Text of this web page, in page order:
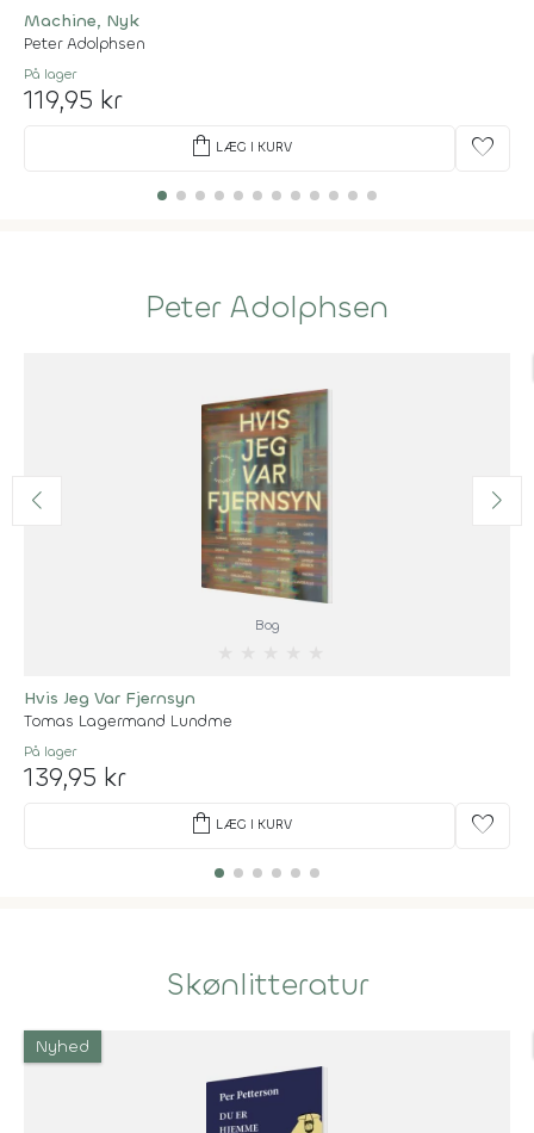
Machine, Nyk
Peter Adolphsen
På lager
119,95 kr
shopping_bag LÆG I KURV favorite
Peter Adolphsen
Bog
Hvis Jeg Var Fjernsyn
Tomas Lagermand Lundme
På lager
139,95 kr
shopping_bag LÆG I KURV favorite
Skønlitteratur
Nyhed